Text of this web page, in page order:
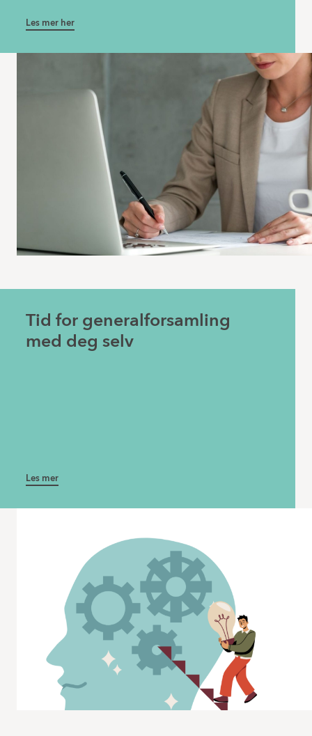
Les mer her
Tid for generalforsamling
med deg selv
Les mer